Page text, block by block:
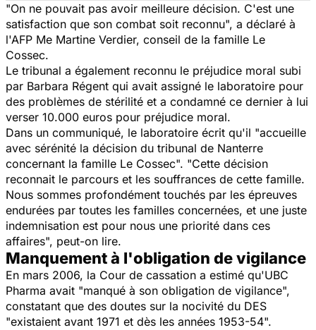
"On ne pouvait pas avoir meilleure décision. C'est une
satisfaction que son combat soit reconnu", a déclaré à
l'AFP Me Martine Verdier, conseil de la famille Le
Cossec.
Le tribunal a également reconnu le préjudice moral subi
par Barbara Régent qui avait assigné le laboratoire pour
des problèmes de stérilité et a condamné ce dernier à lui
verser 10.000 euros pour préjudice moral.
Dans un communiqué, le laboratoire écrit qu'il "accueille
avec sérénité la décision du tribunal de Nanterre
concernant la famille Le Cossec". "Cette décision
reconnait le parcours et les souffrances de cette famille.
Nous sommes profondément touchés par les épreuves
endurées par toutes les familles concernées, et une juste
indemnisation est pour nous une priorité dans ces
affaires", peut-on lire.
Manquement à l'obligation de vigilance
En mars 2006, la Cour de cassation a estimé qu'UBC
Pharma avait "manqué à son obligation de vigilance",
constatant que des doutes sur la nocivité du DES
"existaient avant 1971 et dès les années 1953-54".